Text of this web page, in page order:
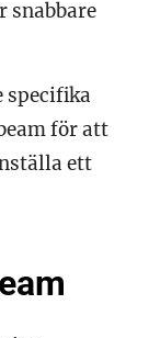
snabbare
specifika
för att
ett